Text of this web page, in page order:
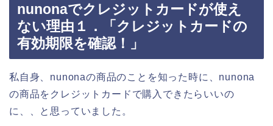
nunonaでクレジットカードが使え
ない理由１．「クレジットカードの
有効期限を確認！」
私自身、nunonaの商品のことを知った時に、nunona
の商品をクレジットカードで購入できたらいいの
に、、と思っていました。